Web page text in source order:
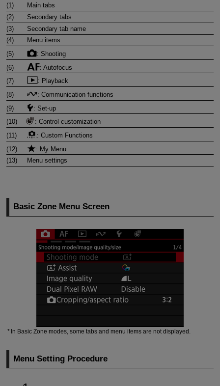
(1)
Main tabs
(2)
Secondary tabs
(3)
Secondary tab name
(4)
Menu items
(5)
: Shooting
(6)
: Autofocus
(7)
: Playback
(8)
: Communication functions
(9)
: Set-up
(10)
: Control customization
(11)
: Custom Functions
(12)
: My Menu
(13)
Menu settings
Basic Zone Menu Screen
In Basic Zone modes, some tabs and menu items are not displayed.
Menu Setting Procedure